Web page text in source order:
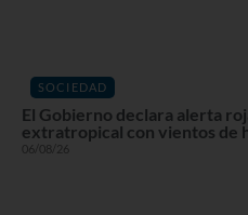
SOCIEDAD
El Gobierno declara alerta
extratropical con vientos de
06/08/26